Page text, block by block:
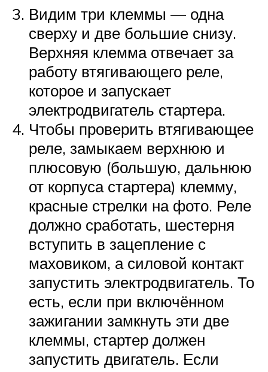
Видим три клеммы — одна
сверху и две большие снизу.
Верхняя клемма отвечает за
работу втягивающего реле,
которое и запускает
электродвигатель стартера.
Чтобы проверить втягивающее
реле, замыкаем верхнюю и
плюсовую (большую, дальнюю
от корпуса стартера) клемму,
красные стрелки на фото. Реле
должно сработать, шестерня
вступить в зацепление с
маховиком, а силовой контакт
запустить электродвигатель. То
есть, если при включённом
зажигании замкнуть эти две
клеммы, стартер должен
запустить двигатель. Если